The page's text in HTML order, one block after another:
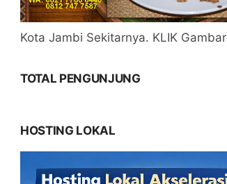
Kota Jambi Sekitarnya. KLIK Gambar
TOTAL PENGUNJUNG
HOSTING LOKAL